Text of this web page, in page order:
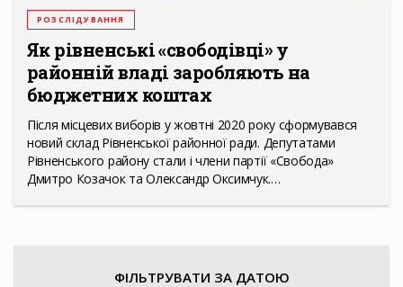
РОЗСЛІДУВАННЯ
Як рівненські «свободівці» у
районній владі заробляють на
бюджетних коштах
Після місцевих виборів у жовтні 2020 року сформувався
новий склад Рівненської районної ради. Депутатами
Рівненського району стали і члени партії «Свобода»
Дмитро Козачок та Олександр Оксимчук.…
ФІЛЬТРУВАТИ ЗА ДАТОЮ